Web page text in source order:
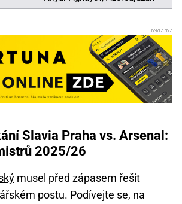
Slavia Praha vs. Arsenal:
2025/26
musel před zápasem řešit
postu. Podívejte se, na